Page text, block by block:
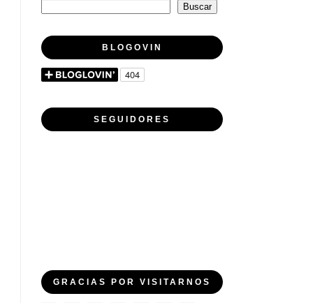
BLOGOVIN
SEGUIDORES
GRACIAS POR VISITARNOS